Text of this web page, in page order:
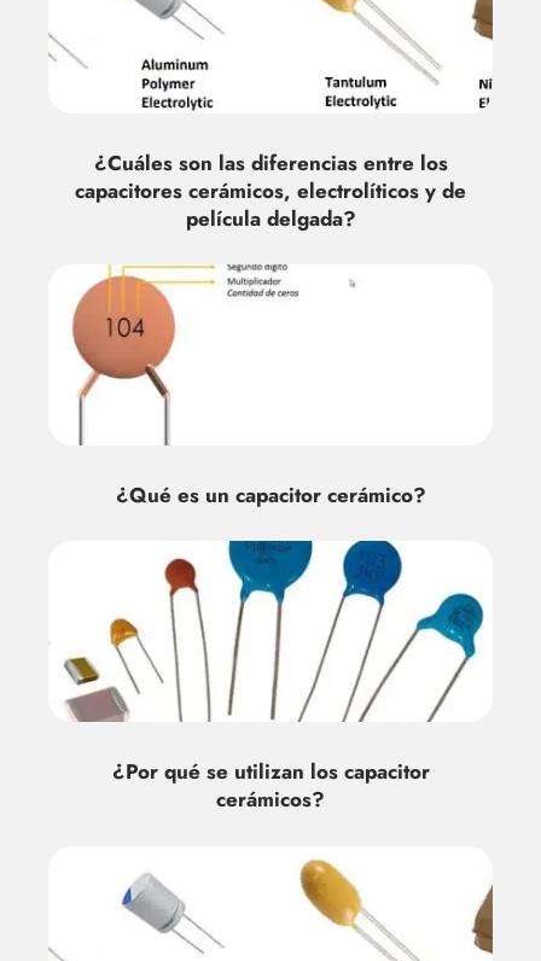
¿Cuáles son las diferencias entre los
capacitores cerámicos, electrolíticos y de
película delgada?
¿Qué es un capacitor cerámico?
¿Por qué se utilizan los capacitor
cerámicos?